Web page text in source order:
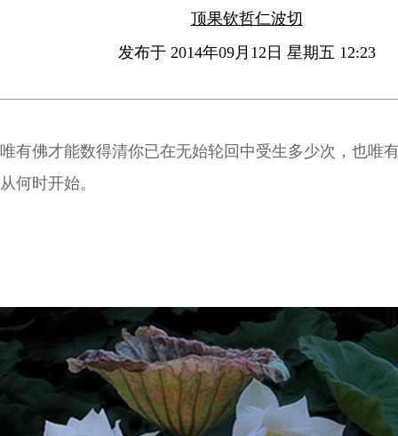
顶果钦哲仁波切
发布于 2014年09月12日 星期五 12:23
唯有佛才能数得清你已在无始轮回中受生多少次，也唯
从何时开始。